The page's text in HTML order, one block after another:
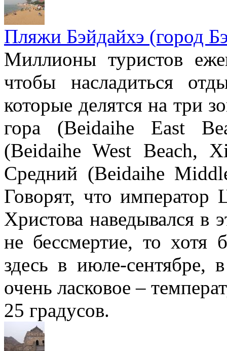
Пляжи Бэйдайхэ (город
Миллионы туристов
чтобы насладиться
которые делятся на три
гора (Beidaihe East
(Beidaihe West Beach,
Средний (Beidaihe
Говорят, что
Христова наведывался в
не бессмертие, то хотя
здесь в июле-сентябре,
очень ласковое –
25 градусов.